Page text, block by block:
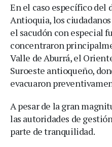
En el caso específico del
Antioquia, los
el sacudón con especial
concentraron
Valle de Aburrá, el
Suroeste antioqueño,
evacuaron
A pesar de la gran
las autoridades de
parte de tranquilidad.